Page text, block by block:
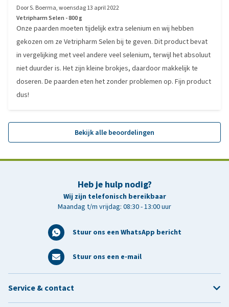
DoorS. Boerma,woensdag 13 april 2022
Vetripharm Selen - 800 g
Onze paarden moeten tijdelijk extra selenium en wij hebben
gekozen om ze Vetripharm Selen bij te geven. Dit product bevat
in vergelijking met veel andere veel selenium, terwijl het absoluut
niet duurder is. Het zijn kleine brokjes, daardoor makkelijk te
doseren. De paarden eten het zonder problemen op. Fijn product
dus!
Bekijk alle beoordelingen
Heb je hulp nodig?
Wij zijn telefonisch bereikbaar
Maandag t/m vrijdag: 08:30 - 13:00 uur
Stuur ons een WhatsApp bericht
Stuur ons een e-mail
Service & contact